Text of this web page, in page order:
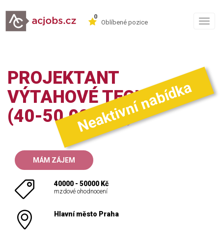
0
Oblíbené pozice
PROJEKTANT
VÝTAHOVÉ TECHNIKY
(40-50.000 KČ)Neaktivní nabídka
MÁM ZÁJEM
40000 - 50000 Kč
mzdové ohodnocení
Hlavní město Praha